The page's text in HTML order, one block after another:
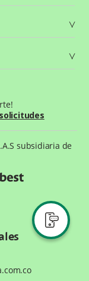
subsidiaria de